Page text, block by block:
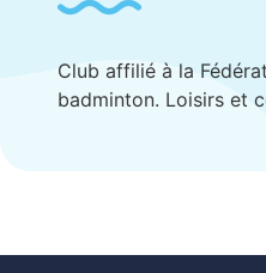
Club affilié à la
badminton. Loisirs et